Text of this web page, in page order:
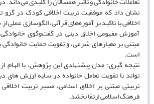
نشان داد که موفقیت تربیت اخلاقی کودک در گرو
اخلاقی با تاکید بر آموزه‌های قرآنی، الگوسازی عملی
آموزش مفهومی اخلاق دینی در گفت‌وگوی
مبتنی بر معیارهای شرعی، و تقویت حمایت خانوادگی
است.
نتیجه گیری: مدل پیشنهادی این پژوهش، با الهام
تواند با تقویت تعامل خانواده در سایه ارزش های
تربیتی مبتنی بر اخلاق اسلامی، مسیر تربیت
فرهنگ اسلامی ارتقا بخشد.